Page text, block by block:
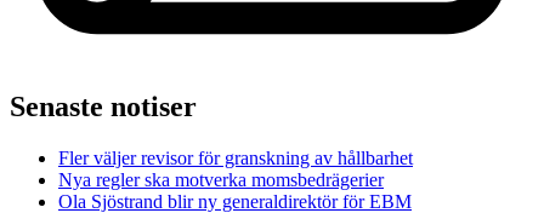
Senaste notiser
Fler väljer revisor för granskning av hållbarhet
Nya regler ska motverka momsbedrägerier
Ola Sjöstrand blir ny generaldirektör för EBM